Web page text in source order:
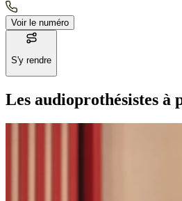
Voir le numéro
S'y rendre
Les audioprothésistes à